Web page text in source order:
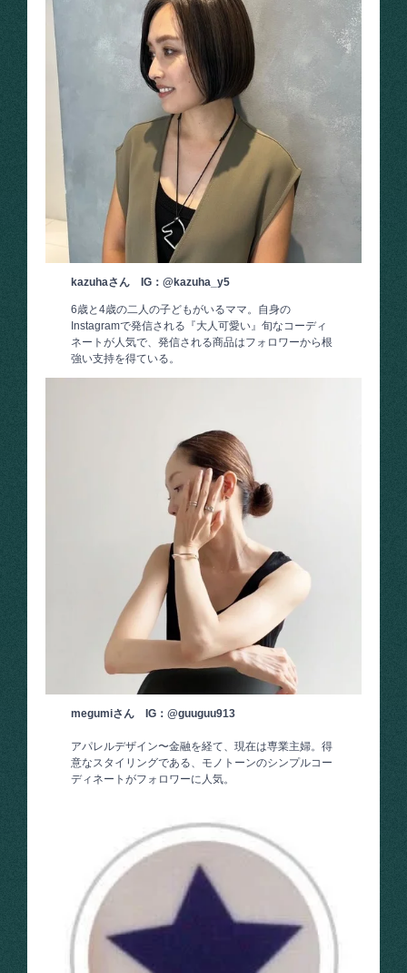
kazuhaさん IG：@kazuha_y5
6歳と4歳の二人の子どもがいるママ。自身の
Instagramで発信される『大人可愛い』旬なコーディ
ネートが人気で、発信される商品はフォロワーから根
強い支持を得ている。
megumiさん IG：@guuguu913
アパレルデザイン〜金融を経て、現在は専業主婦。得
意なスタイリングである、モノトーンのシンプルコー
ディネートがフォロワーに人気。